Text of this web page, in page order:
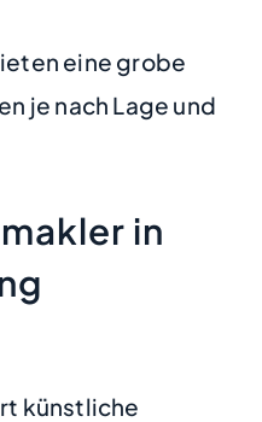
eine grobe
je nach Lage und
in
künstliche